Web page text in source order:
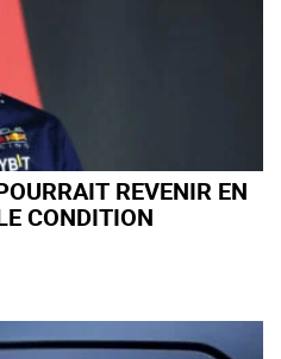
REVENIR EN
CONDITION